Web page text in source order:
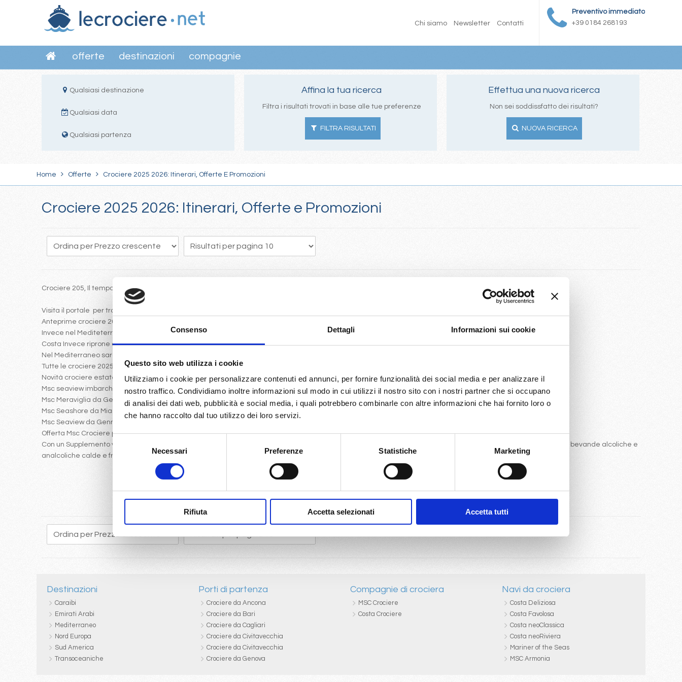
Consenso Dettagli Informazioni sui cookie
Questo sito web utilizza i cookie
Utilizziamo i cookie per personalizzare contenuti ed annunci, per fornire funzionalità dei social media e per analizzare il
nostro traffico. Condividiamo inoltre informazioni sul modo in cui utilizzi il nostro sito con i nostri partner che si occupano
di analisi dei dati web, pubblicità e social media, i quali potrebbero combinarle con altre informazioni che hai fornito loro o
che hanno raccolto dal tuo utilizzo dei loro servizi.
Selezione
Necessari Preferenze Statistiche Marketing
Rifiuta Accetta selezionati Accetta tutti
Preventivo immediato
+39 0184 268193
Chi siamo Newsletter Contatti
offerte destinazioni compagnie
Qualsiasi destinazione
Qualsiasi data
Qualsiasi partenza
Affina la tua ricerca
Filtra i risultati trovati in base alle tue preferenze
FILTRA RISULTATI
Effettua una nuova ricerca
Non sei soddissfatto dei risultati?
NUOVA RICERCA
Home Offerte Crociere 2025 2026: Itinerari, Offerte E Promozioni
Crociere 2025 2026: Itinerari, Offerte e Promozioni
Crociere 205, Il tempo vola e programmare in anticipo una crociera porta vantaggi economici con la scelta della migliore disponibilità
Visita il portale per trovare le crociere 2025 con Costa e Mc crociere
Anteprime crociere 2025: Msc Euribia a Dubai
Invece nel Mediteterraneo da gennaio 2025 partira Msc World europe...
Costa Invece riprone come crociera nel 2025 iniziale, il giro del mondo con Costa Deliziosa.
Nel Mediterraneo saranno presenti le ammiraglie Msc Seaside, Grandiosa, Seaview...per un 2025 ricco di novità.
Tutte le crociere 2025 possiamo sembre sfruttare la possibiltia di bloccare la prenotazione con 50€ a persona...
Novità crociere estate 2025
Msc seaview imbarcherà da Genova Napoli Messina verso Spagna Francia Malta
Msc Meraviglia da Genova Civitavecchia navigherà verso Costa Azzurra, Spagna...
Msc Seashore da Miami verso i Caraibi con volo da Milano e Roma
Msc Seaview da Gennaio a Marzo navigherà verso le Antille con Volo da Milano incluse
Offerta Msc Crociere per i mesi da Gennaio a marzo:
Con un Supplemento veramente ridotto rispetto al listino originario potrete usufruire del pacchetto bevande Easy 24/24, che comprende una ottima selezione di bevande alcoliche e
analcoliche calde e fredde
Destinazioni
Caraibi
Emirati Arabi
Mediterraneo
Nord Europa
Sud America
Transoceaniche
Porti di partenza
Crociere da Ancona
Crociere da Bari
Crociere da Cagliari
Crociere da Civitavecchia
Crociere da Civitavecchia
Crociere da Genova
Compagnie di crociera
MSC Crociere
Costa Crociere
Navi da crociera
Costa Deliziosa
Costa Favolosa
Costa neoClassica
Costa neoRiviera
Mariner of the Seas
MSC Armonia